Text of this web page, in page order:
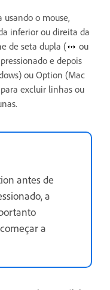
o mouse,
inferior ou direita da
de seta dupla (
ou
e depois
ou Option (Mac
excluir linhas ou
antes de
a
a